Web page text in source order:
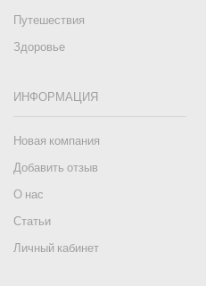
Путешествия
Здоровье
ИНФОРМАЦИЯ
Новая компания
Добавить отзыв
О нас
Статьи
Личный кабинет